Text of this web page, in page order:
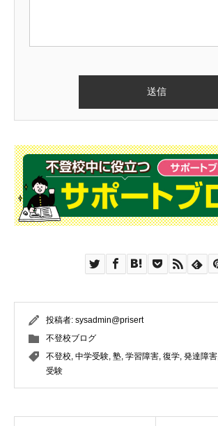
投稿者: sysadmin@prisert
不登校ブログ
不登校 中学受験 塾 学習障害 復学 発達障害
受験